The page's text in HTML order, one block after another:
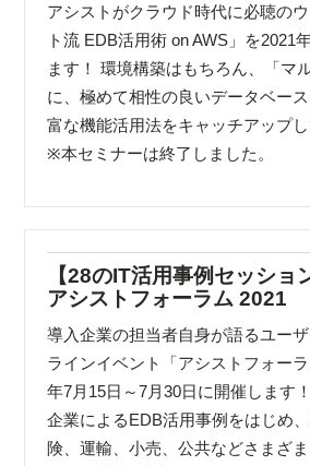
アシストがクラウド時代に必聴の
ト流 EDB活用術 on AWS」を2021
ます！ 環境構築はもちろん、「マ
に、極めて相性の良いデータベー
富な機能活用法をキャッチアップし
※本セミナーは終了しました。
【28のIT活用事例セッショ
アシストフォーラム 2021
導入企業の担当者自身が語るユー
ラインイベント「アシストフォー
年7月15日～7月30日に開催します
企業によるEDB活用事例をはじめ
険、運輸、小売、公共などさまざ